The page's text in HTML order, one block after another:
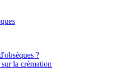
?
la crémation